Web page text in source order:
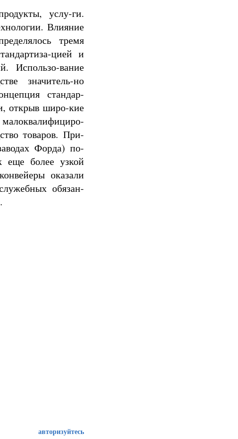
услу-ги.
Влияние
тремя
цией и
Использо-вание
значитель-но
стандар-
открыв широ-кие
товаров. При-
Форда) по-
еще более узкой
оказали
обязан-
авторизуйтесь